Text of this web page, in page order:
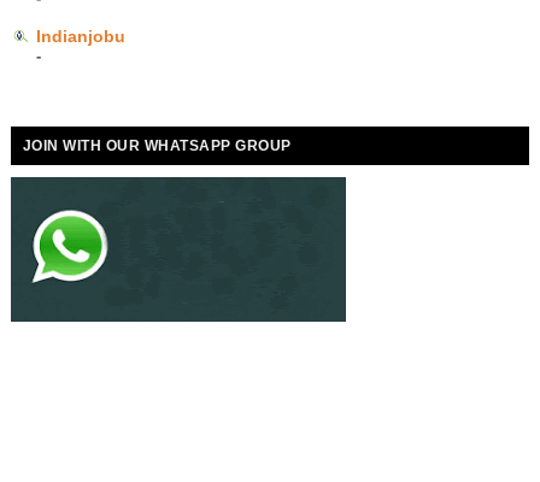
Indianjobu
-
JOIN WITH OUR WHATSAPP GROUP